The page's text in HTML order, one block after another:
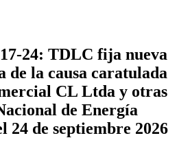
24: TDLC fija nueva
de la causa caratulada
CL Ltda y otras
de Energía
24 de septiembre 2026